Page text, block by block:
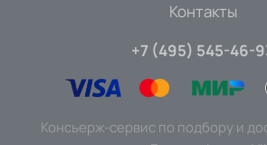
Контакты
+7 (495) 545-46-
Консьерж-сервис по подбору и